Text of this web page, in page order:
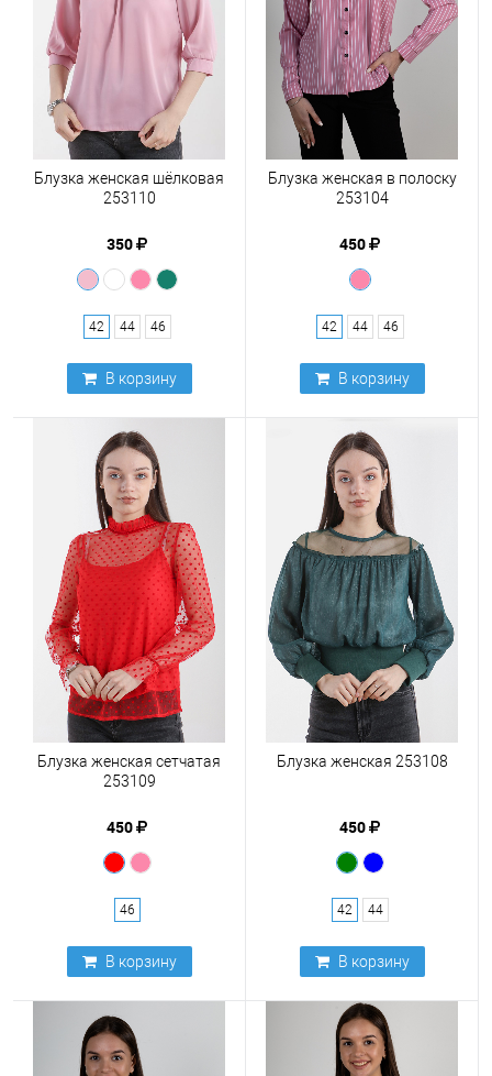
Блузка женская шёлковая
253110
350
42 44 46
В корзину
Блузка женская в полоску
253104
450
42 44 46
В корзину
Блузка женская сетчатая
253109
450
46
В корзину
Блузка женская 253108
450
42 44
В корзину